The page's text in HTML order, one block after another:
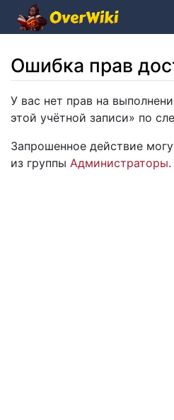
Ошибка прав
Перейти к:навигация,поиск
У вас нет прав на
этой учётной записи» по
Запрошенное действие
из группы Администраторы.